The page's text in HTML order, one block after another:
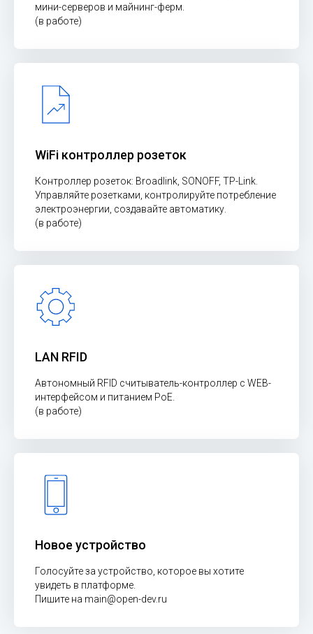
мини-серверов и майнинг-ферм.
(в работе)
WiFi контроллер розеток
Контроллер розеток: Broadlink, SONOFF, TP-Link.
Управляйте розетками, контролируйте потребление
электроэнергии, создавайте автоматику.
(в работе)
LAN RFID
Автономный RFID считыватель-контроллер с WEB-
интерфейсом и питанием PoE.
(в работе)
Новое устройство
Голосуйте за устройство, которое вы хотите
увидеть в платформе.
Пишите на main@open-dev.ru